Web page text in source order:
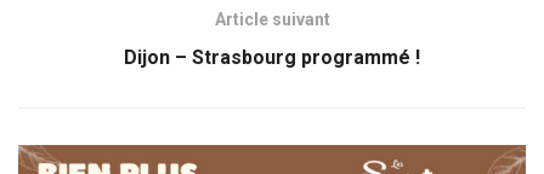
Article suivant
Dijon – Strasbourg programmé !